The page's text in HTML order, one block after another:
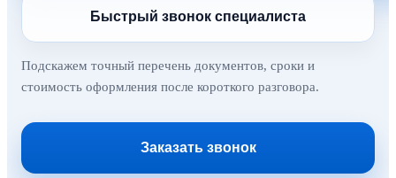
Быстрый звонок специалиста
Подскажем точный перечень документов, сроки и
стоимость оформления после короткого разговора.
Заказать звонок